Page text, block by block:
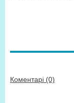
Коментарі (0)